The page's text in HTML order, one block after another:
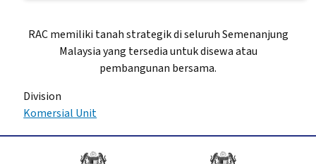
RAC memiliki tanah strategik di seluruh Semenanjung
Malaysia yang tersedia untuk disewa atau
pembangunan bersama.
Division
Komersial Unit